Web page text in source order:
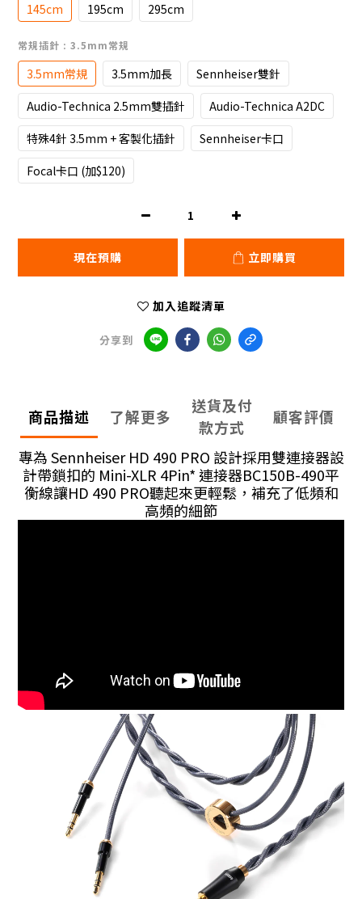
145cm 195cm 295cm
常規插針 : 3.5mm常規
3.5mm常規 3.5mm加長
Sennheiser雙針
Audio-Technica 2.5mm雙插針
Audio-Technica A2DC
特殊4針 3.5mm + 客製化插針
Sennheiser卡口
Focal卡口 (加$120)
現在預購 立即購買
加入追蹤清單
分享到
商品描述 了解更多
送貨及付
款方式
顧客評價
專為 Sennheiser HD 490 PRO 設計採用雙連接器設
計帶鎖扣的 Mini-XLR 4Pin* 連接器BC150B-490平
衡線讓HD 490 PRO聽起來更輕鬆，補充了低頻和
高頻的細節